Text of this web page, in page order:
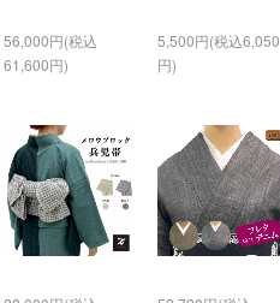
56,000円(税込
61,600円)
5,500円(税込6,050
円)